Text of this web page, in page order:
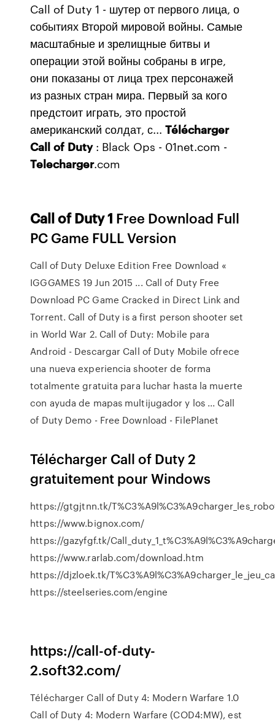
Call of Duty 1 - шутер от первого лица, о
событиях Второй мировой войны. Самые
масштабные и зрелищные битвы и
операции этой войны собраны в игре,
они показаны от лица трех персонажей
из разных стран мира. Первый за кого
предстоит играть, это простой
американский солдат, с...Télécharger
Call of Duty: Black Ops - 01net.com -
Telecharger.com
CallofDuty1 Free Download Full
PC Game FULL Version
Call of Duty Deluxe Edition Free Download «
IGGGAMES 19 Jun 2015 ... Call of Duty Free
Download PC Game Cracked in Direct Link and
Torrent. Call of Duty is a first person shooter set
in World War 2. Call of Duty: Mobile para
Android - Descargar Call of Duty Mobile ofrece
una nueva experiencia shooter de forma
totalmente gratuita para luchar hasta la muerte
con ayuda de mapas multijugador y los ... Call
of Duty Demo - Free Download - FilePlanet
Télécharger Call of Duty 2
gratuitement pour Windows
https://gtgjtnn.tk/
https://www.bignox.com/
https://gazyfgf.tk/
https://www.rarlab.com/download.htm
https://djzloek.tk/
https://steelseries.com/engine
https://call-of-duty-
2.soft32.com/
Télécharger Call of Duty 4: Modern Warfare 1.0
Call of Duty 4: Modern Warfare (COD4:MW), est